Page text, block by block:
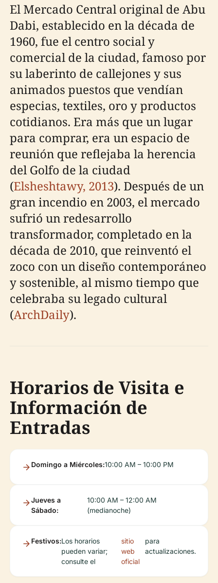
El Mercado Central original de Abu
Dabi, establecido en la década de
1960, fue el centro social y
comercial de la ciudad, famoso por
su laberinto de callejones y sus
animados puestos que vendían
especias, textiles, oro y productos
cotidianos. Era más que un lugar
para comprar, era un espacio de
reunión que reflejaba la herencia
del Golfo de la ciudad
(Elsheshtawy, 2013). Después de un
gran incendio en 2003, el mercado
sufrió un redesarrollo
transformador, completado en la
década de 2010, que reinventó el
zoco con un diseño contemporáneo
y sostenible, al mismo tiempo que
celebraba su legado cultural
(ArchDaily).
Horarios de Visita e
Información de
Entradas
Domingo a Miércoles:10:00 AM – 10:00 PM
Jueves a
Sábado:
10:00 AM – 12:00 AM
(medianoche)
Festivos:Los horarios
pueden variar;
consulte el
sitio
web
oficial
para
actualizaciones.